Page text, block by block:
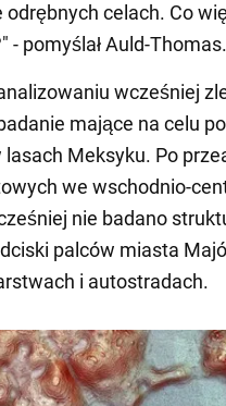
odrębnych celach. Co
- pomyślał Auld-Thomas.
wcześniej
mające na celu
lasach Meksyku. Po
we wschodnio-
nie badano
palców miasta
i autostradach.